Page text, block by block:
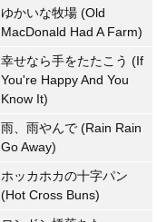
ゆかいな牧場 (Old
MacDonald Had A Farm)
幸せなら手をたたこう (If
You're Happy And You
Know It)
雨、雨やんで (Rain Rain
Go Away)
ホッカホカの十字パン
(Hot Cross Buns)